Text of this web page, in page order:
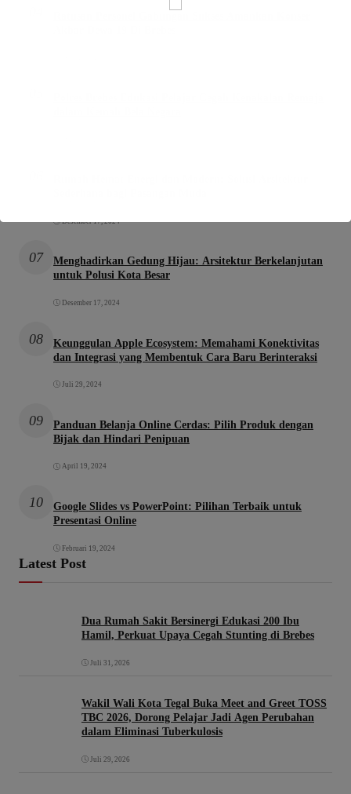
Desember 17, 2024
07
Menghadirkan Gedung Hijau: Arsitektur Berkelanjutan
untuk Polusi Kota Besar
Desember 17, 2024
08
Keunggulan Apple Ecosystem: Memahami Konektivitas
dan Integrasi yang Membentuk Cara Baru Berinteraksi
Juli 29, 2024
09
Panduan Belanja Online Cerdas: Pilih Produk dengan
Bijak dan Hindari Penipuan
April 19, 2024
10
Google Slides vs PowerPoint: Pilihan Terbaik untuk
Presentasi Online
Februari 19, 2024
Latest Post
Dua Rumah Sakit Bersinergi Edukasi 200 Ibu
Hamil, Perkuat Upaya Cegah Stunting di Brebes
Juli 31, 2026
Wakil Wali Kota Tegal Buka Meet and Greet TOSS
TBC 2026, Dorong Pelajar Jadi Agen Perubahan
dalam Eliminasi Tuberkulosis
Juli 29, 2026